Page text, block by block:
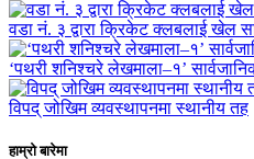
वडा नं. ३ द्वारा क्रिकेट क्लबलाई खेल
‘पथरी शनिश्चरे लेखमाला–१’
विपद् जोखिम व्यवस्थापनमा स्थानीय तह
हाम्रो बारेमा